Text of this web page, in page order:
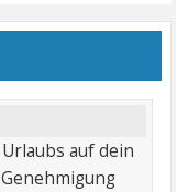
auf dein